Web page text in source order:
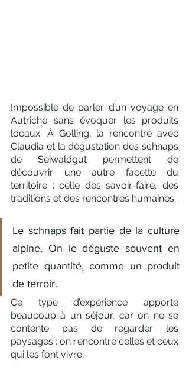
Impossible de parler d’un voyage en
Autriche sans évoquer les produits
locaux. À Golling, la rencontre avec
Claudia et la dégustation des schnaps
de Seiwaldgut permettent de
découvrir une autre facette du
territoire : celle des savoir-faire, des
traditions et des rencontres humaines.
Le schnaps fait partie de la culture
alpine. On le déguste souvent en
petite quantité, comme un produit
de terroir.
Ce type d’expérience apporte
beaucoup à un séjour, car on ne se
contente pas de regarder les
paysages : on rencontre celles et ceux
qui les font vivre.